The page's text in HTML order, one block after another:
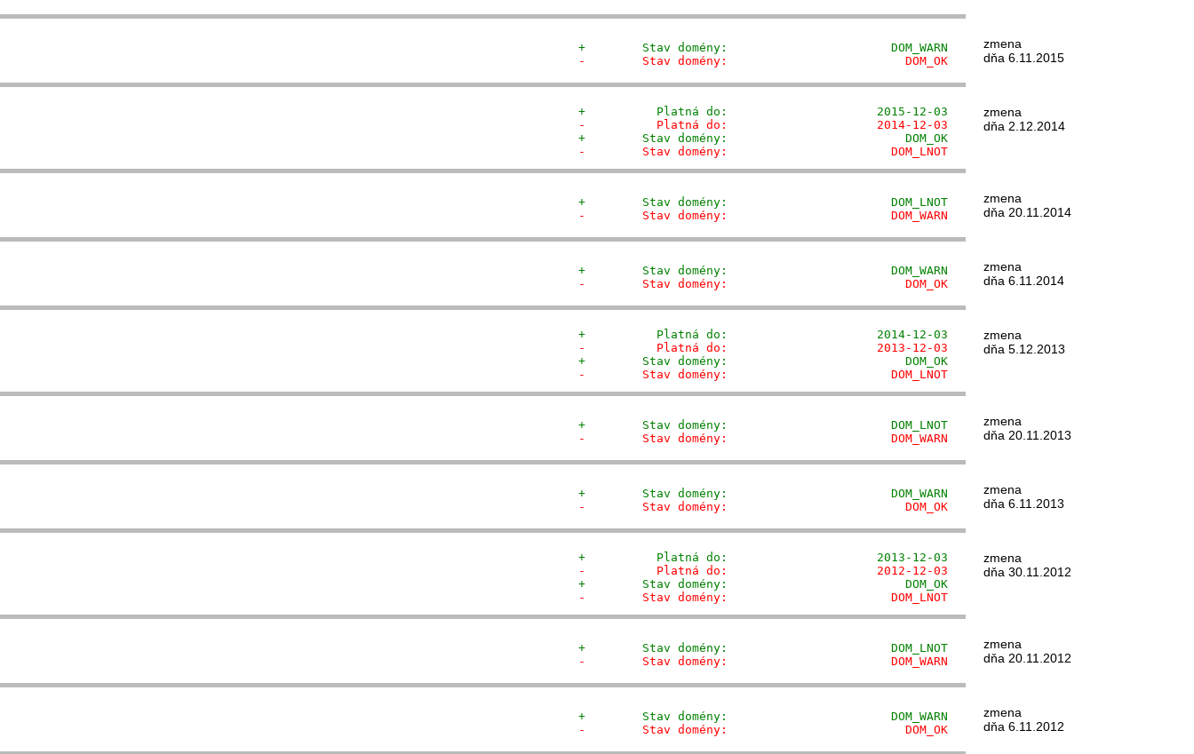
+        Stav domény:                       DOM_WARN
-        Stav domény:                         DOM_OK
zmena
dňa 6.11.2015
+          Platná do:                     2015-12-03
-          Platná do:                     2014-12-03
+        Stav domény:                         DOM_OK
-        Stav domény:                       DOM_LNOT
zmena
dňa 2.12.2014
+        Stav domény:                       DOM_LNOT
-        Stav domény:                       DOM_WARN
zmena
dňa 20.11.2014
+        Stav domény:                       DOM_WARN
-        Stav domény:                         DOM_OK
zmena
dňa 6.11.2014
+          Platná do:                     2014-12-03
-          Platná do:                     2013-12-03
+        Stav domény:                         DOM_OK
-        Stav domény:                       DOM_LNOT
zmena
dňa 5.12.2013
+        Stav domény:                       DOM_LNOT
-        Stav domény:                       DOM_WARN
zmena
dňa 20.11.2013
+        Stav domény:                       DOM_WARN
-        Stav domény:                         DOM_OK
zmena
dňa 6.11.2013
+          Platná do:                     2013-12-03
-          Platná do:                     2012-12-03
+        Stav domény:                         DOM_OK
-        Stav domény:                       DOM_LNOT
zmena
dňa 30.11.2012
+        Stav domény:                       DOM_LNOT
-        Stav domény:                       DOM_WARN
zmena
dňa 20.11.2012
+        Stav domény:                       DOM_WARN
-        Stav domény:                         DOM_OK
zmena
dňa 6.11.2012